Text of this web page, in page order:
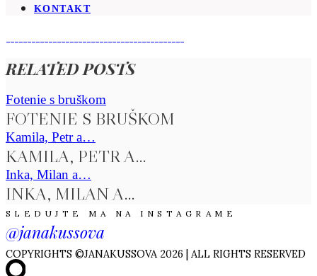
KONTAKT
RELATED POSTS
Fotenie s bruškom
FOTENIE S BRUŠKOM
Kamila, Petr a…
KAMILA, PETR A…
Inka, Milan a…
INKA, MILAN A…
SLEDUJTE MA NA INSTAGRAME
@janakussova
COPYRIGHTS ©JANAKUSSOVA 2026 | ALL RIGHTS RESERVED